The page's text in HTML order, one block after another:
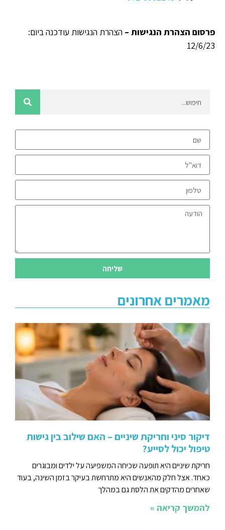
פרסום הצהרת הנגישות – הצהרת הנגישות עודכנה ביום:
12/6/23
שליחה
מאמרים אחרונים
דיקור סיני וחריקת שיניים – האם שילוב בין גישות
טיפול יכול לסייע?
חריקת שיניים היא תופעה שכיחה המשפיעה על ילדים ומבוגרים
כאחד. אצל חלק מהאנשים היא מתרחשת בעיקר בזמן השינה, בעוד
שאחרים מהדקים את הלסת גם במהלך
להמשך קריאה »